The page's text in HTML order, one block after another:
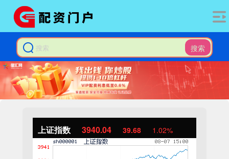
搜索
上证指数 3940.04 39.68 1.02%